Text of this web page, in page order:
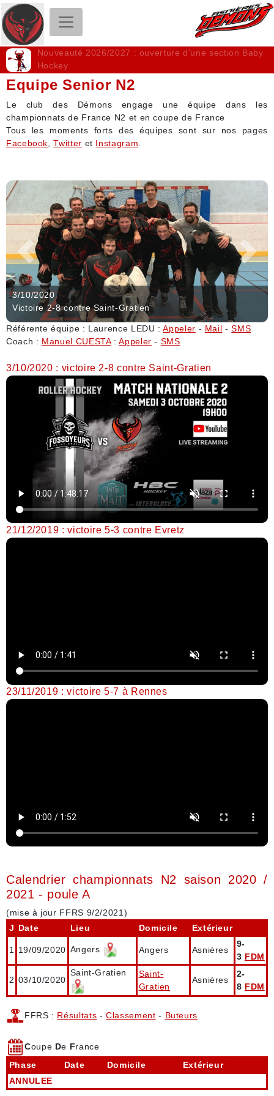
Club Roller Hockey - Les Démons d'Asnières
Nouveauté 2026/2027 : ouverture d'une section Baby
Hockey
Equipe Senior N2
Le club des Démons engage une équipe dans les
championnats de France N2 et en coupe de France
Tous les moments forts des équipes sont sur nos pages
Facebook ,Twitter et Instagram
3/10/2020
Victoire 2-8 contre Saint-Gratien
Précédent
Référente équipe : Laurence LEDU :Appeler - Mail -SMS
Coach : Manuel CUESTA:Appeler - SMS
3/10/2020 : victoire 2-8 contre Saint-Gratien
21/12/2019 : victoire 5-3 contre Evretz
23/11/2019 : victoire 5-7 à Rennes
Calendrier championnats N2 saison 2020 /
2021 - poule A
(mise à jour FFRS 9/2/2021)
J Date Lieu Domicile Extérieur
1 19/09/2020 Angers Angers Asnières
9-
3 FDM
2 03/10/2020
Saint-Gratien
Saint-
Gratien
Asnières
2-
8 FDM
FFRS : Résultats -Classement - Buteurs
Coupe De France
Phase
Date Domicile Extérieur